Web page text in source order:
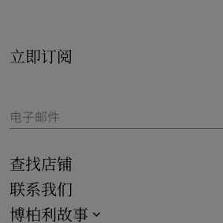
立即订阅
电子邮件
查找店铺
联系我们
博柏利故事